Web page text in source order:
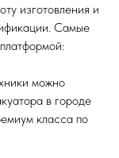
изготовления и
Самые
можно
в городе
класса по